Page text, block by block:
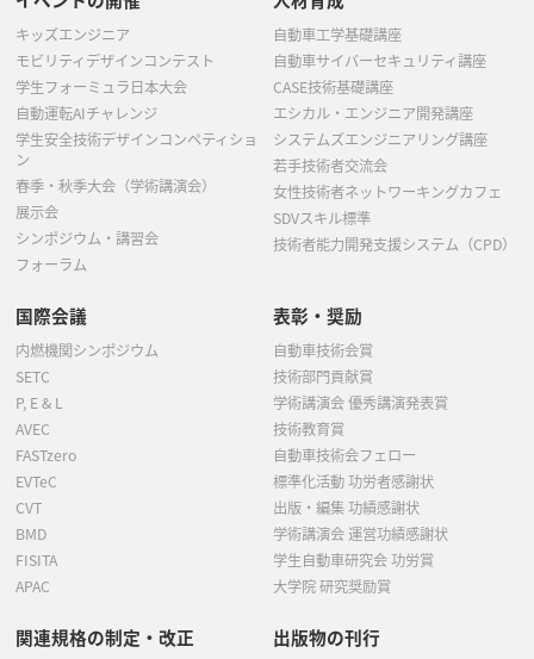
キッズエンジニア
モビリティデザインコンテスト
学生フォーミュラ日本大会
自動運転AIチャレンジ
学生安全技術デザインコンペティショ
ン
春季・秋季大会（学術講演会）
展示会
シンポジウム・講習会
フォーラム
自動車工学基礎講座
自動車サイバーセキュリティ講座
CASE技術基礎講座
エシカル・エンジニア開発講座
システムズエンジニアリング講座
若手技術者交流会
女性技術者ネットワーキングカフェ
SDVスキル標準
技術者能力開発支援システム（CPD）
国際会議
内燃機関シンポジウム
SETC
P, E & L
AVEC
FASTzero
EVTeC
CVT
BMD
FISITA
APAC
表彰・奨励
自動車技術会賞
技術部門貢献賞
学術講演会 優秀講演発表賞
技術教育賞
自動車技術会フェロー
標準化活動 功労者感謝状
出版・編集 功績感謝状
学術講演会 運営功績感謝状
学生自動車研究会 功労賞
大学院 研究奨励賞
関連規格の制定・改正 出版物の刊行